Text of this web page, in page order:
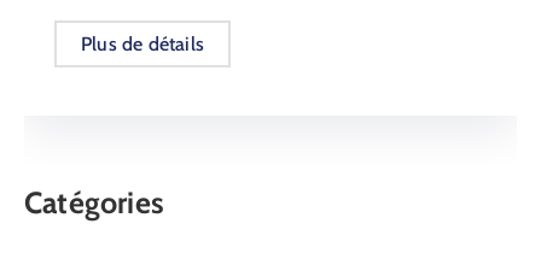
Plus de détails
Catégories